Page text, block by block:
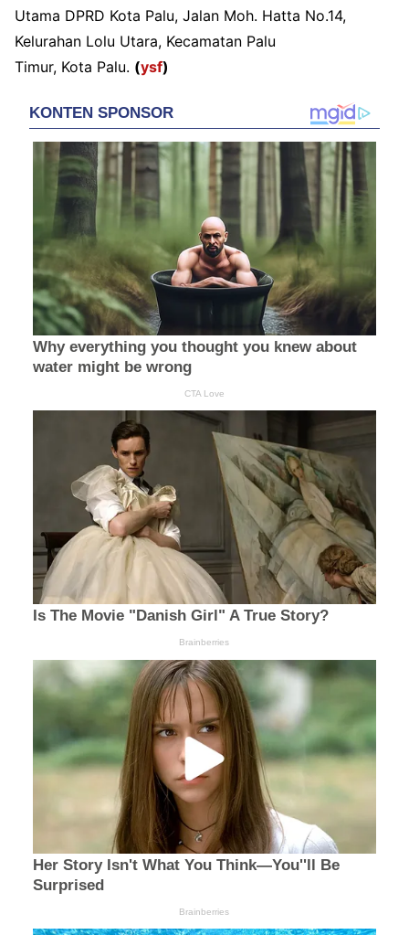
Utama DPRD Kota Palu, Jalan Moh. Hatta No.14,
Kelurahan Lolu Utara, Kecamatan Palu
Timur, Kota Palu. (ysf)